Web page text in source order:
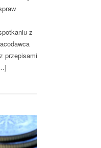
z
przepisami